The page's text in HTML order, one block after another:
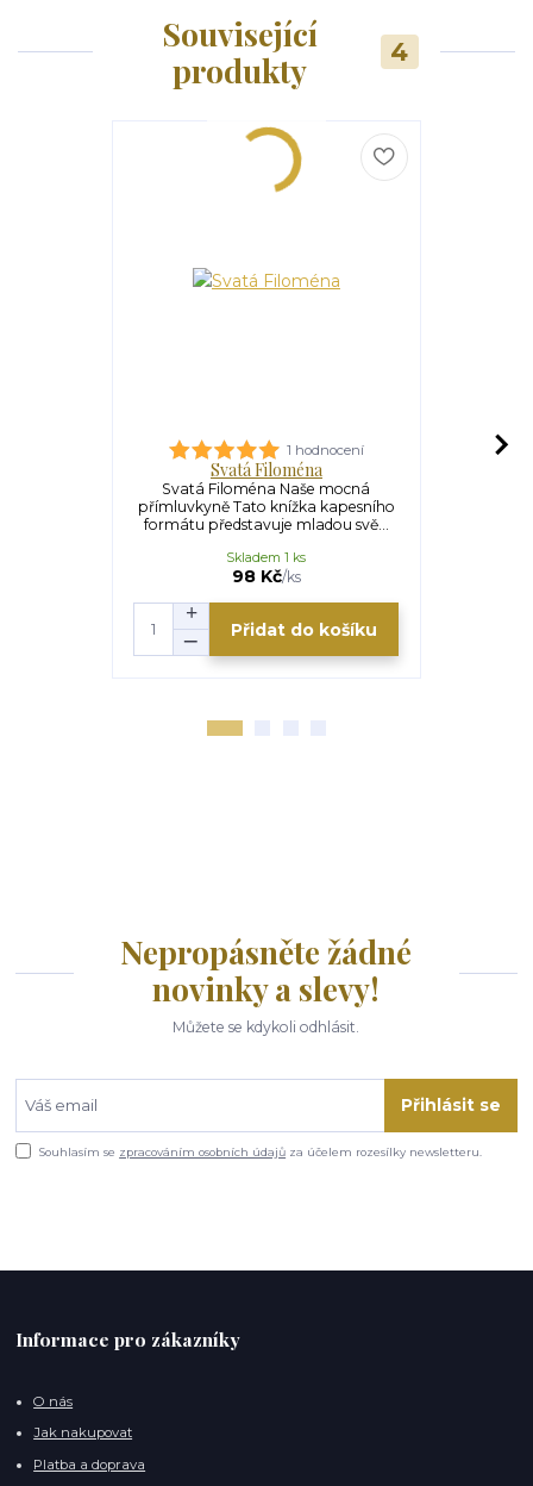
Související
produkty
4
1 hodnocení
Svatá Filoména
Svatá Filoména Naše mocná
přímluvkyně Tato knížka kapesního
formátu představuje mladou svě...
98 Kč/ks
Skladem 1 ks
Přidat do košíku
Nepropásněte žádné
novinky a slevy!
Můžete se kdykoli odhlásit.
Přihlásit se
Souhlasím se zpracováním osobních údajů za účelem rozesílky newsletteru.
Informace pro zákazníky
O nás
Jak nakupovat
Platba a doprava